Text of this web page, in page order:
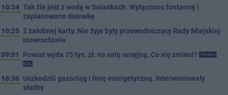
10:34 Tak źle jest z wodą w Solankach. Wyłączono fontannę i
zaplanowano dolewkę
10:25 Z żałobnej karty. Nie żyje były przewodniczący Rady Miejskiej
Inowrocławia
09:01
Powiat wyda 75 tys. zł. na salę sesyjną. Co się zmieni?
TYLKO U
NAS
16:36 Uszkodzili gazociąg i linię energetyczną. Interweniowały
służby